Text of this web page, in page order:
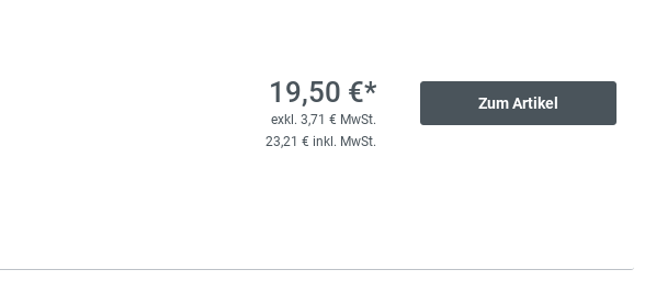
19,50 €*
exkl. 3,71 € MwSt.
23,21 € inkl. MwSt.
Zum Artikel